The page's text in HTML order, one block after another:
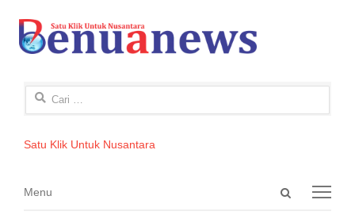
Cari
Satu Klik Untuk Nusantara
Open
Menu
Menu